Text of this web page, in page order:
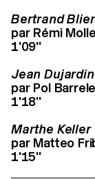
Bertrand Blier
par Rémi
1'09''
Jean Dujardin
par Pol
1'18''
Marthe Keller
par Matteo
1'15''